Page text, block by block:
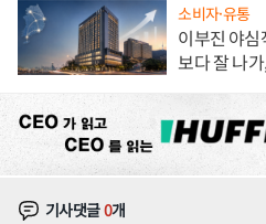
소비자·유통
이부진 야
보다 잘 나가
기사댓글0개